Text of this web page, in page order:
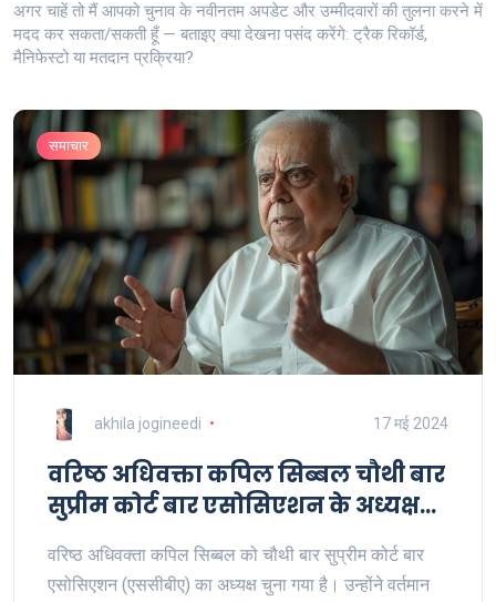
अगर चाहें तो मैं आपको चुनाव के नवीनतम अपडेट और उम्मीदवारों की तुलना करने में
मदद कर सकता/सकती हूँ — बताइए क्या देखना पसंद करेंगे: ट्रैक रिकॉर्ड,
मैनिफेस्टो या मतदान प्रक्रिया?
समाचार
akhila jogineedi 17 मई 2024
वरिष्ठ अधिवक्ता कपिल सिब्बल चौथी बार
सुप्रीम कोर्ट बार एसोसिएशन के अध्यक्ष
वरिष्ठ अधिवक्ता कपिल सिब्बल को चौथी बार सुप्रीम कोर्ट बार
एसोसिएशन (एससीबीए) का अध्यक्ष चुना गया है। उन्होंने वर्तमान